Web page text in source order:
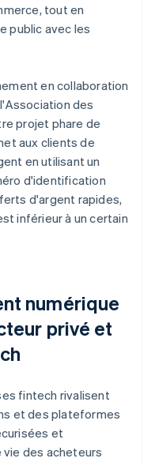
tout en
public avec les
en collaboration
des
projet phare de
aux clients de
en utilisant un
d'identification
d'argent rapides,
inférieur à un certain
numérique
privé et
fintech rivalisent
et des plateformes
et
des acheteurs